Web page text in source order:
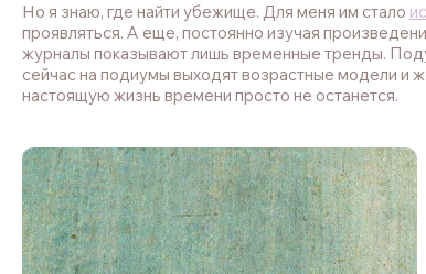
Но я знаю, где найти убежище. Для меня им стало
проявляться. А еще, постоянно изучая
журналы показывают лишь временные тренды.
сейчас на подиумы выходят возрастные модели и
настоящую жизнь времени просто не останется.